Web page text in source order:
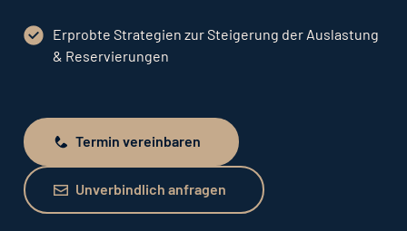
Erprobte Strategien zur Steigerung der Auslastung
& Reservierungen
Termin vereinbaren
Termin vereinbaren
Unverbindlich anfragen
Unverbindlich anfragen